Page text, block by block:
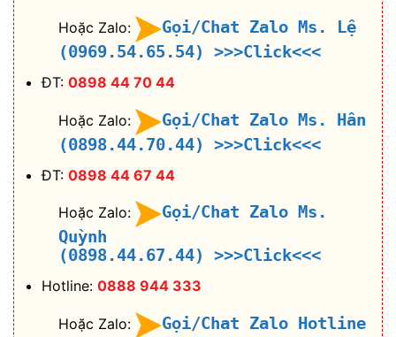
Hoặc Zalo:
Gọi/Chat Zalo Ms. Lệ
(0969.54.65.54)
>>>Click<<<
ĐT: 0898 44 70 44
Hoặc Zalo:
Gọi/Chat Zalo Ms. Hân
(0898.44.70.44)
>>>Click<<<
ĐT: 0898 44 67 44
Hoặc Zalo:
Gọi/Chat Zalo Ms.
Quỳnh
(0898.44.67.44)
>>>Click<<<
Hotline: 0888 944 333
Hoặc Zalo: Gọi/Chat Zalo Hotline